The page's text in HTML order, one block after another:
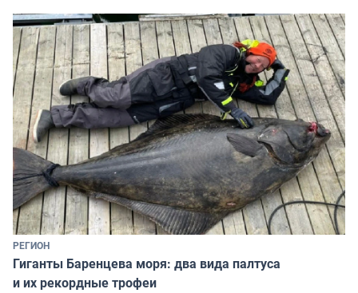
РЕГИОН
Гиганты Баренцева моря: два вида палтуса
и их рекордные трофеи